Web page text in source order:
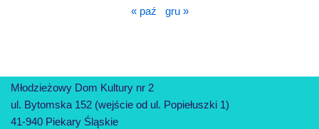
« paź gru »
Młodzieżowy Dom Kultury nr 2
ul. Bytomska 152 (wejście od ul. Popiełuszki 1)
41-940 Piekary Śląskie